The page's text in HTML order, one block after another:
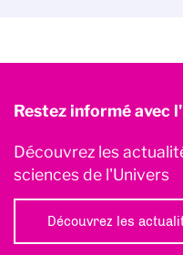
Restez informé avec
Découvrez les
sciences de l'Univers
Découvrez les